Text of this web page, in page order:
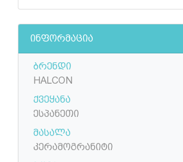
ინფორმაცია
ბრენდი
HALCON
ქვეყანა
ესპანეთი
მასალა
კერამოგრანიტი